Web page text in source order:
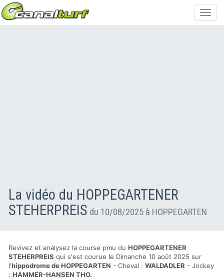
La vidéo du HOPPEGARTENER
STEHERPREIS du 10/08/2025 à HOPPEGARTEN
Revivez et analysez la course pmu du HOPPEGARTENER
STEHERPREIS qui s'est courue le Dimanche 10 août 2025 sur
l'hippodrome de HOPPEGARTEN - Cheval : WALDADLER - Jockey
: HAMMER-HANSEN THO.